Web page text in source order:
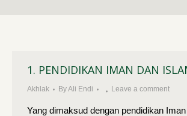
1. PENDIDIKAN IMAN DAN
Akhlak ByAli Endi Leave a comment
Yang dimaksud dengan pendidikan